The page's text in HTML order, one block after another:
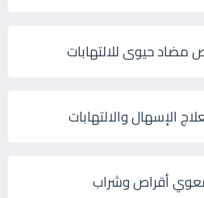
الإسهال والالتهابات